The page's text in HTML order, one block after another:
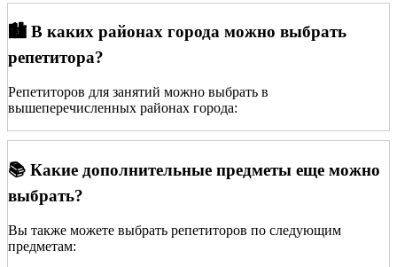
🏙️ В каких районах города можно выбрать
репетитора?
Репетиторов для занятий можно выбрать в
вышеперечисленных районах города:
📚 Какие дополнительные предметы еще можно
выбрать?
Вы также можете выбрать репетиторов по следующим
предметам: